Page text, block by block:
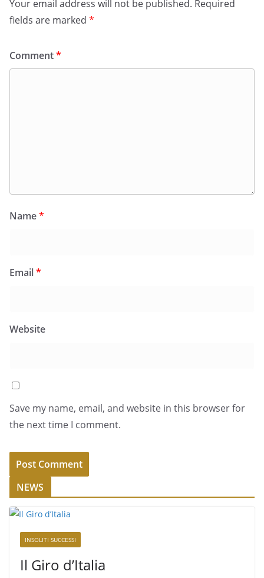
Your email address will not be published. Required
fields are marked *
Comment*
Name*
Email*
Website
Save my name, email, and website in this browser for
the next time I comment.
NEWS
INSOLITI SUCCESSI
Il Giro d’Italia